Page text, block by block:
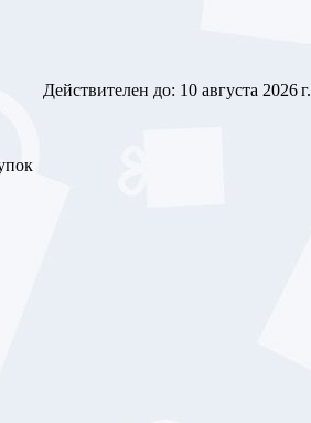
Действителен до: 10 августа 2026 г.